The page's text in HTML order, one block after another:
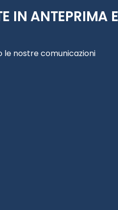
IN ANTEPRIMA E
le nostre comunicazioni